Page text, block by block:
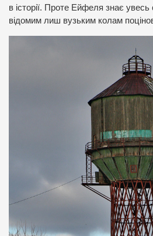
в історії. Проте Ейфеля знає
відомим лиш вузьким колам